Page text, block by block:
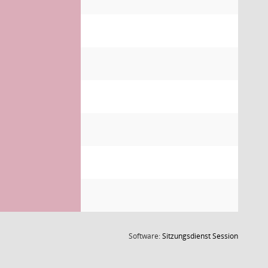
Software:SitzungsdienstSession(Wird in